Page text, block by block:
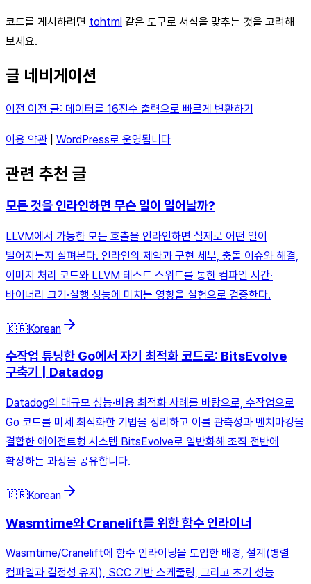
코드를 게시하려면 tohtml 같은 도구로 서식을 맞추는 것을 고려해
보세요.
글 네비게이션
이전 이전 글: 데이터를 16진수 출력으로 빠르게 변환하기
이용 약관 WordPress로 운영됩니다
관련 추천 글
모든 것을 인라인하면 무슨 일이 일어날까?
LLVM에서 가능한 모든 호출을 인라인하면 실제로 어떤 일이
벌어지는지 살펴본다. 인라인의 제약과 구현 세부, 충돌 이슈와 해결,
이미지 처리 코드와 LLVM 테스트 스위트를 통한 컴파일 시간·
바이너리 크기·실행 성능에 미치는 영향을 실험으로 검증한다.
🇰🇷Korean
수작업 튜닝한 Go에서 자기 최적화 코드로: BitsEvolve
구축기 | Datadog
Datadog의 대규모 성능·비용 최적화 사례를 바탕으로, 수작업으로
Go 코드를 미세 최적화한 기법을 정리하고 이를 관측성과 벤치마킹을
결합한 에이전트형 시스템 BitsEvolve로 일반화해 조직 전반에
확장하는 과정을 공유합니다.
🇰🇷Korean
Wasmtime와 Cranelift를 위한 함수 인라이너
Wasmtime/Cranelift에 함수 인라이닝을 도입한 배경, 설계(병렬
컴파일과 결정성 유지), SCC 기반 스케줄링, 그리고 초기 성능